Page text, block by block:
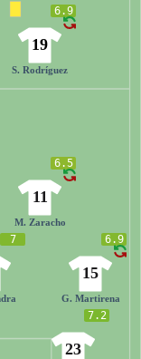
6.9
19
S. Rodríguez
7.2
23
7 6.9
15
G. Martirena
6.5
11
M. Zaracho